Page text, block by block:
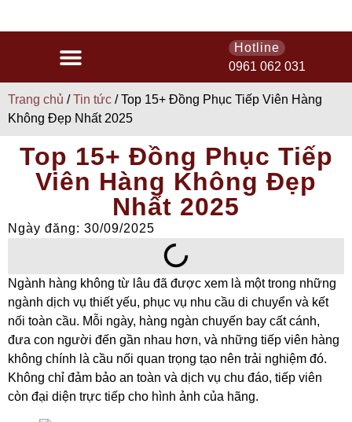
Hotline
0961 062 031
Trang chủ /Tin tức / Top 15+ Đồng Phục Tiếp Viên Hàng
Không Đẹp Nhất 2025
Top 15+ Đồng Phục Tiếp
Viên Hàng Không Đẹp
Nhất 2025
Ngày đăng: 30/09/2025
Ngành hàng không từ lâu đã được xem là một trong những
ngành dịch vụ thiết yếu, phục vụ nhu cầu di chuyển và kết
nối toàn cầu. Mỗi ngày, hàng ngàn chuyến bay cất cánh,
đưa con người đến gần nhau hơn, và những tiếp viên hàng
không chính là cầu nối quan trọng tạo nên trải nghiệm đó.
Không chỉ đảm bảo an toàn và dịch vụ chu đáo, tiếp viên
còn đại diện trực tiếp cho hình ảnh của hãng.